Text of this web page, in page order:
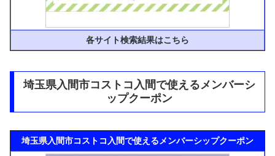
各サイト検索結果はこちら
埼玉県入間市コストコ入間で使えるメンバーシ
ップクーポン
埼玉県入間市コストコ入間で使えるメンバーシップクーポン